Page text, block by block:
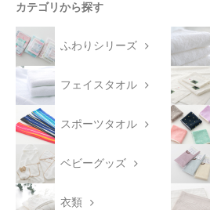
カテゴリから探す
ふわりシリーズ
フェイスタオル
スポーツタオル
ベビーグッズ
衣類